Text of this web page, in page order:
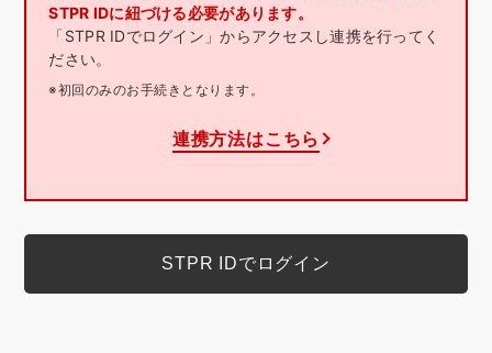
STPR IDに紐づける必要があります。
「STPR IDでログイン」からアクセスし連携を行ってく
ださい。
※初回のみのお手続きとなります。
連携方法はこちら